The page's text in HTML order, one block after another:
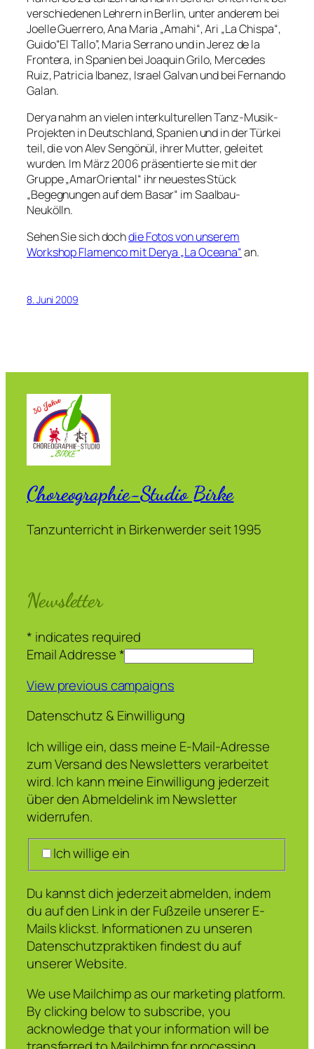
verschiedenen Lehrern in Berlin, unter anderem bei
Joelle Guerrero, Ana Maria „Amahi“, Ari „La Chispa“,
Guido“El Tallo”, Maria Serrano und in Jerez de la
Frontera, in Spanien bei Joaquin Grilo, Mercedes
Ruiz, Patricia Ibanez, Israel Galvan und bei Fernando
Galan.
Derya nahm an vielen interkulturellen Tanz-Musik-
Projekten in Deutschland, Spanien und in der Türkei
teil, die von Alev Sengönül, ihrer Mutter, geleitet
wurden. Im März 2006 präsentierte sie mit der
Gruppe „AmarOriental“ ihr neuestes Stück
„Begegnungen auf dem Basar“ im Saalbau-
Neukölln.
Sehen Sie sich dochdie Fotos von unserem
Workshop Flamenco mit Derya „La Oceana“an.
8. Juni 2009
Choreographie-Studio Birke
Tanzunterricht in Birkenwerder seit 1995
Newsletter
* indicates required
Email Addresse*
View previous campaigns
Datenschutz & Einwilligung
Ich willige ein, dass meine E-Mail-Adresse
zum Versand des Newsletters verarbeitet
wird. Ich kann meine Einwilligung jederzeit
über den Abmeldelink im Newsletter
widerrufen.
Ich willige ein
Du kannst dich jederzeit abmelden, indem
du auf den Link in der Fußzeile unserer E-
Mails klickst. Informationen zu unseren
Datenschutzpraktiken findest du auf
unserer Website.
We use Mailchimp as our marketing platform.
By clicking below to subscribe, you
acknowledge that your information will be